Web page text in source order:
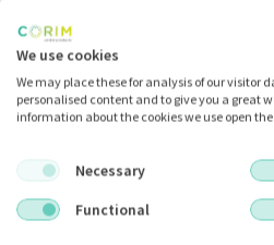
ACTIE
We use cookies
We may place these for analysis of our visitor
personalised content and to give you a great
information about the cookies we use open
Necessary
Functional